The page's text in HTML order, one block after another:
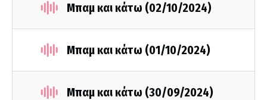
Μπαμ και κάτω (02/10/2024)
Μπαμ και κάτω (01/10/2024)
Μπαμ και κάτω (30/09/2024)